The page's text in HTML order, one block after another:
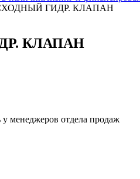
ГИДР. КЛАПАН
КЛАПАН
менеджеров отдела продаж